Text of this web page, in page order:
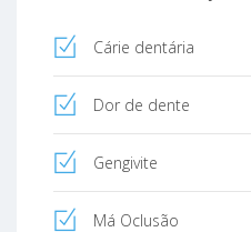
Cárie dentária
Dor de dente
Gengivite
Má Oclusão